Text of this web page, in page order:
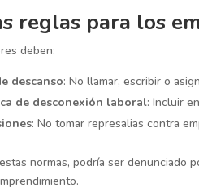
reglas para los
deben:
descanso: No llamar, escribir o
de desconexión laboral: Incluir
: No tomar represalias contra
normas, podría ser denunciado